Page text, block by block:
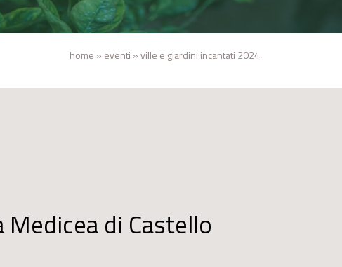
home » eventi »ville e giardini incantati 2024
di Castello